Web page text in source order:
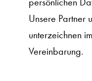
Unsere Partner
unterzeichnen
Vereinbarung.